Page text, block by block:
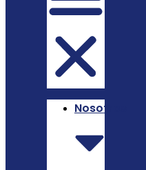
Nosotros